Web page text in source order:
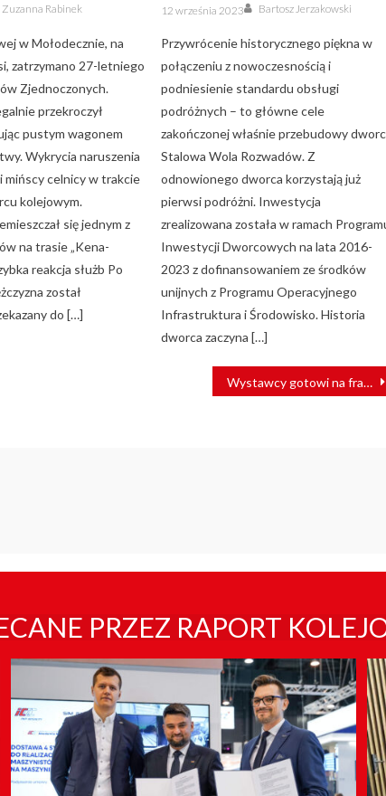
Author
Zuzanna Rabinek
w Mołodecznie, na
zatrzymano 27-letniego
Zjednoczonych.
przekroczył
pustym wagonem
Wykrycia naruszenia
mińscy celnicy w trakcie
kolejowym.
się jednym z
na trasie „Kena-
reakcja służb Po
został
do […]
Posted
on
12 września 2023 Author
Bartosz Jerzakowski
Przywrócenie historycznego piękna w
połączeniu z nowoczesnością i
podniesienie standardu obsługi
podróżnych – to główne cele
zakończonej właśnie przebudowy
Stalowa Wola Rozwadów. Z
odnowionego dworca korzystają już
pierwsi podróżni. Inwestycja
zrealizowana została w ramach
Inwestycji Dworcowych na lata 2016-
2023 z dofinansowaniem ze środków
unijnych z Programu Operacyjnego
Infrastruktura i Środowisko. Historia
dworca zaczyna […]
Wystawcy gotowi na francuskie targi technologii kolejowej
PRZEZ RAPORT